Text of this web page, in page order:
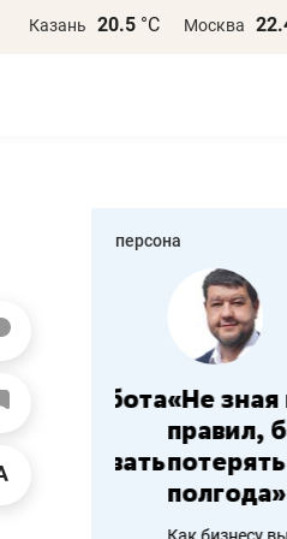
Казань 20.5 °С Москва
персона
работа
МАРТ
«Не зная
правил,
потерять
полгода»